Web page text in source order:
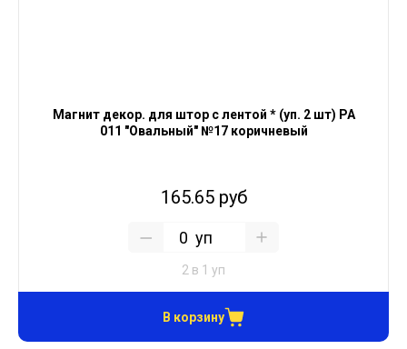
Магнит декор. для штор с лентой * (уп. 2 шт) PA
011 "Овальный" №17 коричневый
165.65 руб
уп
2 в 1 уп
В корзину